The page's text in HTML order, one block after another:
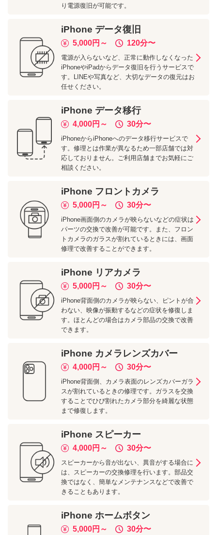
り電源復旧が可能です。
iPhone データ復旧
5,000円～ 120分〜
電源が入らないなど、正常に動作しなくなった
iPhoneやiPadからデータ復旧を行うサービスで
す。LINEや写真など、大切なデータの復元はお
任せください。
iPhone データ移行
4,000円～ 30分〜
iPhoneからiPhoneへのデータ移行サービスで
す。修理とは作業が異なるため一部店舗では対
応しておりません。ご利用店舗までお気軽にご
相談ください。
iPhone フロントカメラ
5,000円～ 30分〜
iPhone画面側のカメラが映らないなどの症状は
パーツの交換で改善が可能です。また、フロン
トカメラのガラスが割れているときには、画面
修理で改善することができます。
iPhone リアカメラ
5,000円～ 30分〜
iPhone背面側のカメラが映らない、ピントが合
わない、映像が振動するなどの症状を修復しま
す。ほとんどの場合はカメラ部品の交換で改善
できます。
iPhone カメラレンズカバー
4,000円～ 30分〜
iPhone背面側、カメラ表面のレンズカバーガラ
スが割れているときの修理です。ガラスを交換
することでひび割れたカメラ部分を綺麗な状態
まで修復します。
iPhone スピーカー
4,000円～ 30分〜
スピーカーから音が出ない、異音がする場合に
は、スピーカーの交換修理を行います。部品交
換ではなく、簡単なメンテナンスなどで改善で
きることもあります。
iPhone ホームボタン
5,000円～ 30分〜